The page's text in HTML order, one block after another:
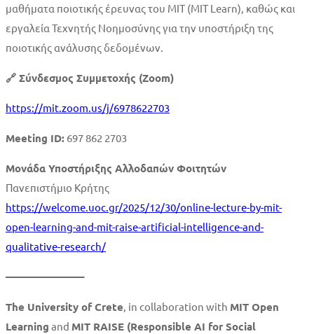
μαθήματα ποιοτικής έρευνας του MIT (MIT Learn), καθώς και
εργαλεία Τεχνητής Νοημοσύνης για την υποστήριξη της
ποιοτικής ανάλυσης δεδομένων.
🔗 Σύνδεσμος Συμμετοχής (Zoom)
https://mit.zoom.us/j/6978622703
Meeting ID: 697 862 2703
Μονάδα Υποστήριξης Αλλοδαπών Φοιτητών
Πανεπιστήμιο Κρήτης
https://welcome.uoc.gr/2025/12/30/online-lecture-by-mit-
open-learning-and-mit-raise-artificial-intelligence-and-
qualitative-research/
———————–
The University of Crete , in collaboration with MIT Open
Learning and MIT RAISE (Responsible AI for Social